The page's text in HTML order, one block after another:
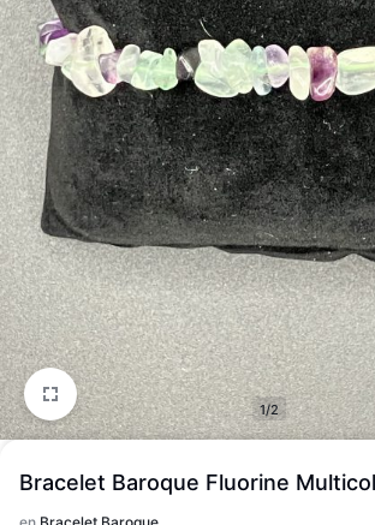
1/2
Bracelet Baroque Fluorine